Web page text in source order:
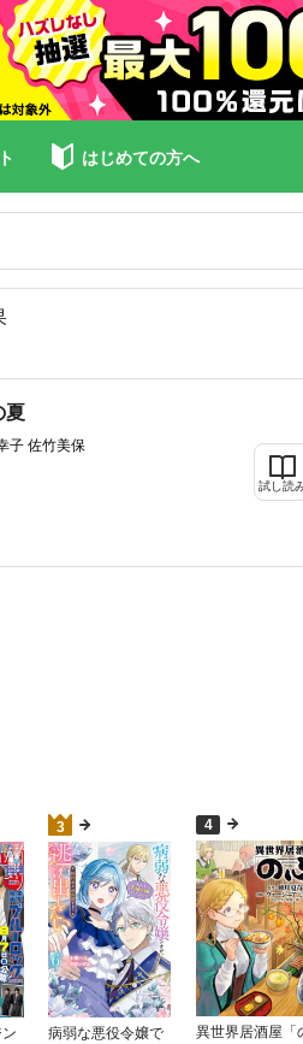
はじめての方へ
夏
子 佐竹美保
試し読
3
病弱な悪役令嬢で
4
異世界居酒屋「